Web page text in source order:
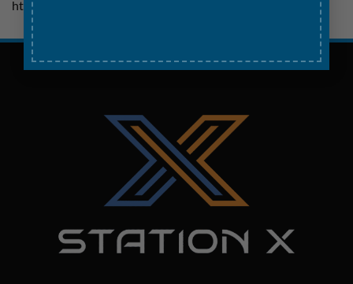
https://www.youtube.com/watch?v=EAK_57zamCw